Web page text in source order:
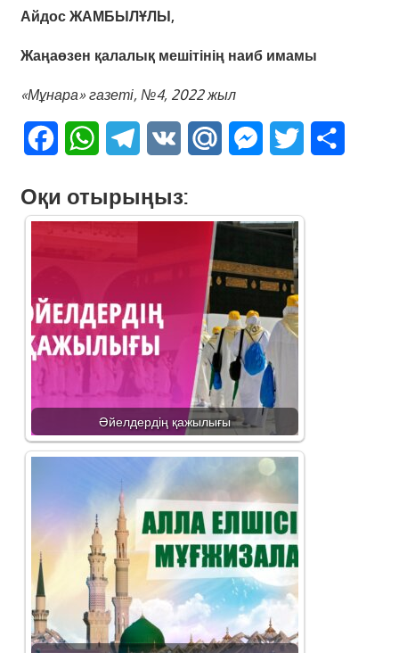
Айдос ЖАМБЫЛҰЛЫ,
Жаңаөзен қалалық мешітінің наиб имамы
«Мұнара» газеті, №4, 2022 жыл
FacebookWhatsAppTelegram
VK Mail.Ru Messenger
Twitter
Оқи отырыңыз:
Әйелдердің қажылығы